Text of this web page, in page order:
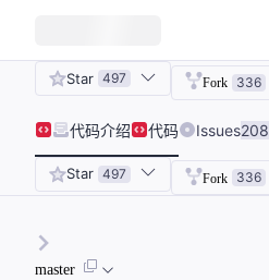
Star 497 Fork 336
代码介绍 代码 Issues208
Star 497 Fork 336
master